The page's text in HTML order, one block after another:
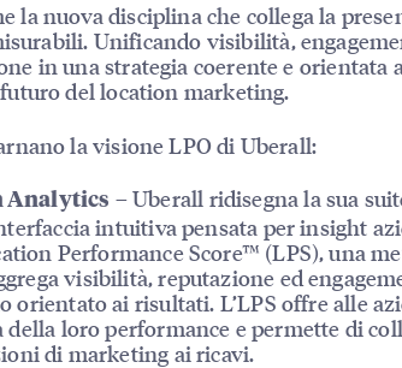
la nuova disciplina che collega la
Unificando visibilità,
in una strategia coerente e orientata
del location marketing.
la visione LPO di Uberall:
Analytics – Uberall ridisegna la sua
intuitiva pensata per insight
Performance Score™ (LPS), una
visibilità, reputazione ed
orientato ai risultati. L’LPS offre alle
loro performance e permette di
di marketing ai ricavi.